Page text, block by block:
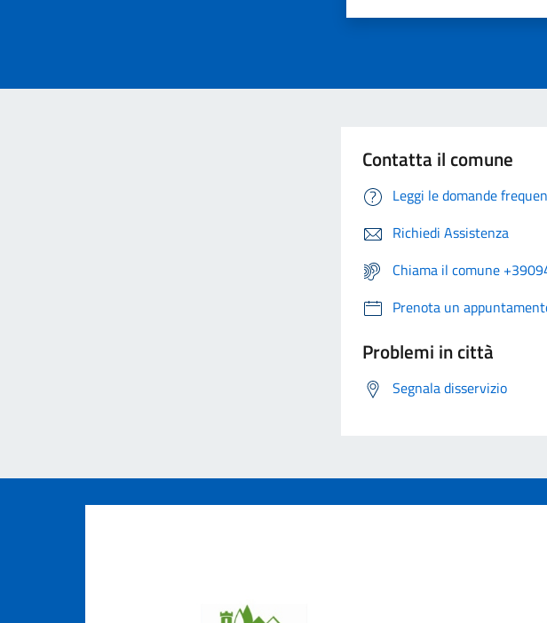
Contatta il comune
Leggi le domande
Richiedi Assistenza
Chiama il comune
Prenota un
Problemi in città
Segnala disservizio